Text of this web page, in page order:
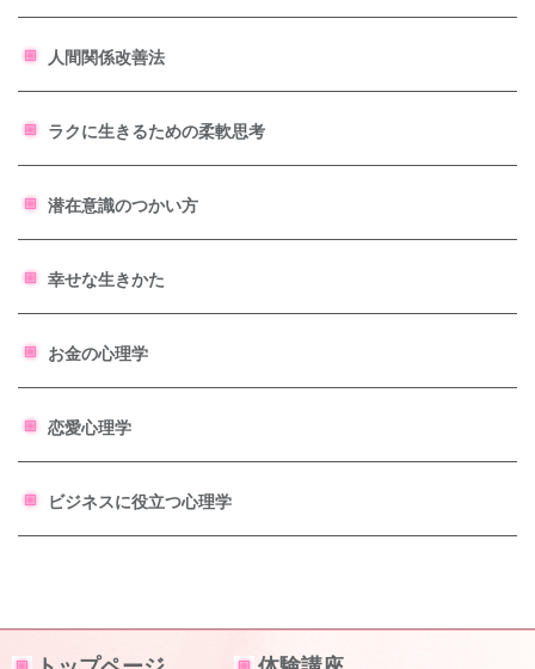
人間関係改善法
ラクに生きるための柔軟思考
潜在意識のつかい方
幸せな生きかた
お金の心理学
恋愛心理学
ビジネスに役立つ心理学